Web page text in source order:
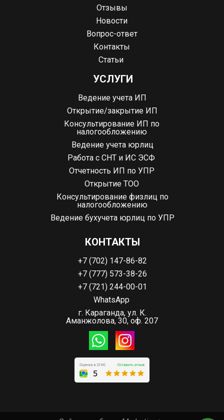
КОНТАКТЫ
+7 (721) 244-00-01
WhatsApp
г. Караганда, ул. К.
Аманжолова, 30, оф. 207
+7 (777) 573-38-26
+7 (702) 147-86-82
Отзывы
Новости
Вопрос-ответ
Контакты
Статьи
УСЛУГИ
Ведение учета ИП
Консультирование ИП по
налогообложению
Открытие/закрытие ИП
Ведение учета юрлиц
Работа с СНТ и ИС ЭСФ
Отчетность ИП по УПР
Консультирование физлиц по
налогообложению
Открытие ТОО
Ведение бухучета юрлиц по УПР